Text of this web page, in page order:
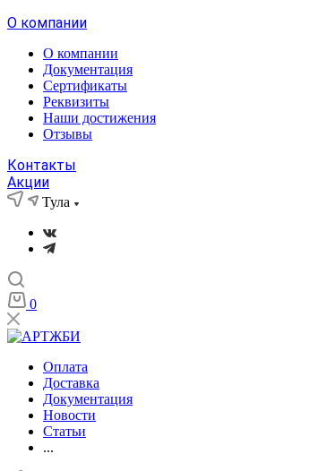
О компании
О компании
Документация
Сертификаты
Реквизиты
Наши достижения
Отзывы
Контакты
Акции
Тула
0
Оплата
Доставка
Документация
Новости
Статьи
...